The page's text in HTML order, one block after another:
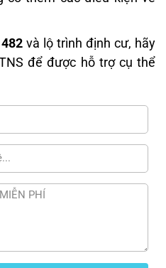
và lộ trình định cư, hãy
để được hỗ trợ cụ thể